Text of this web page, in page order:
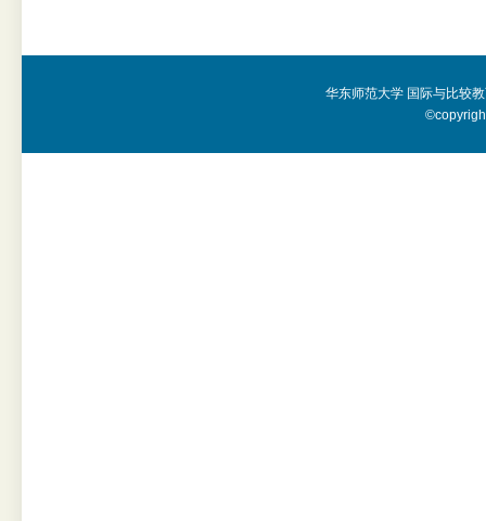
华东师范大学 国际与比较